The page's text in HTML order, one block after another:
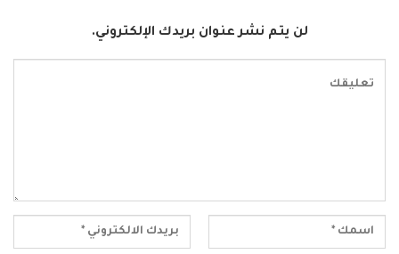
لن يتم نشر عنوان بريدك الإلكتروني.